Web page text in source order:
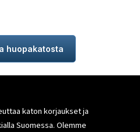
huopakatosta
katon korjaukset ja
Suomessa. Olemme